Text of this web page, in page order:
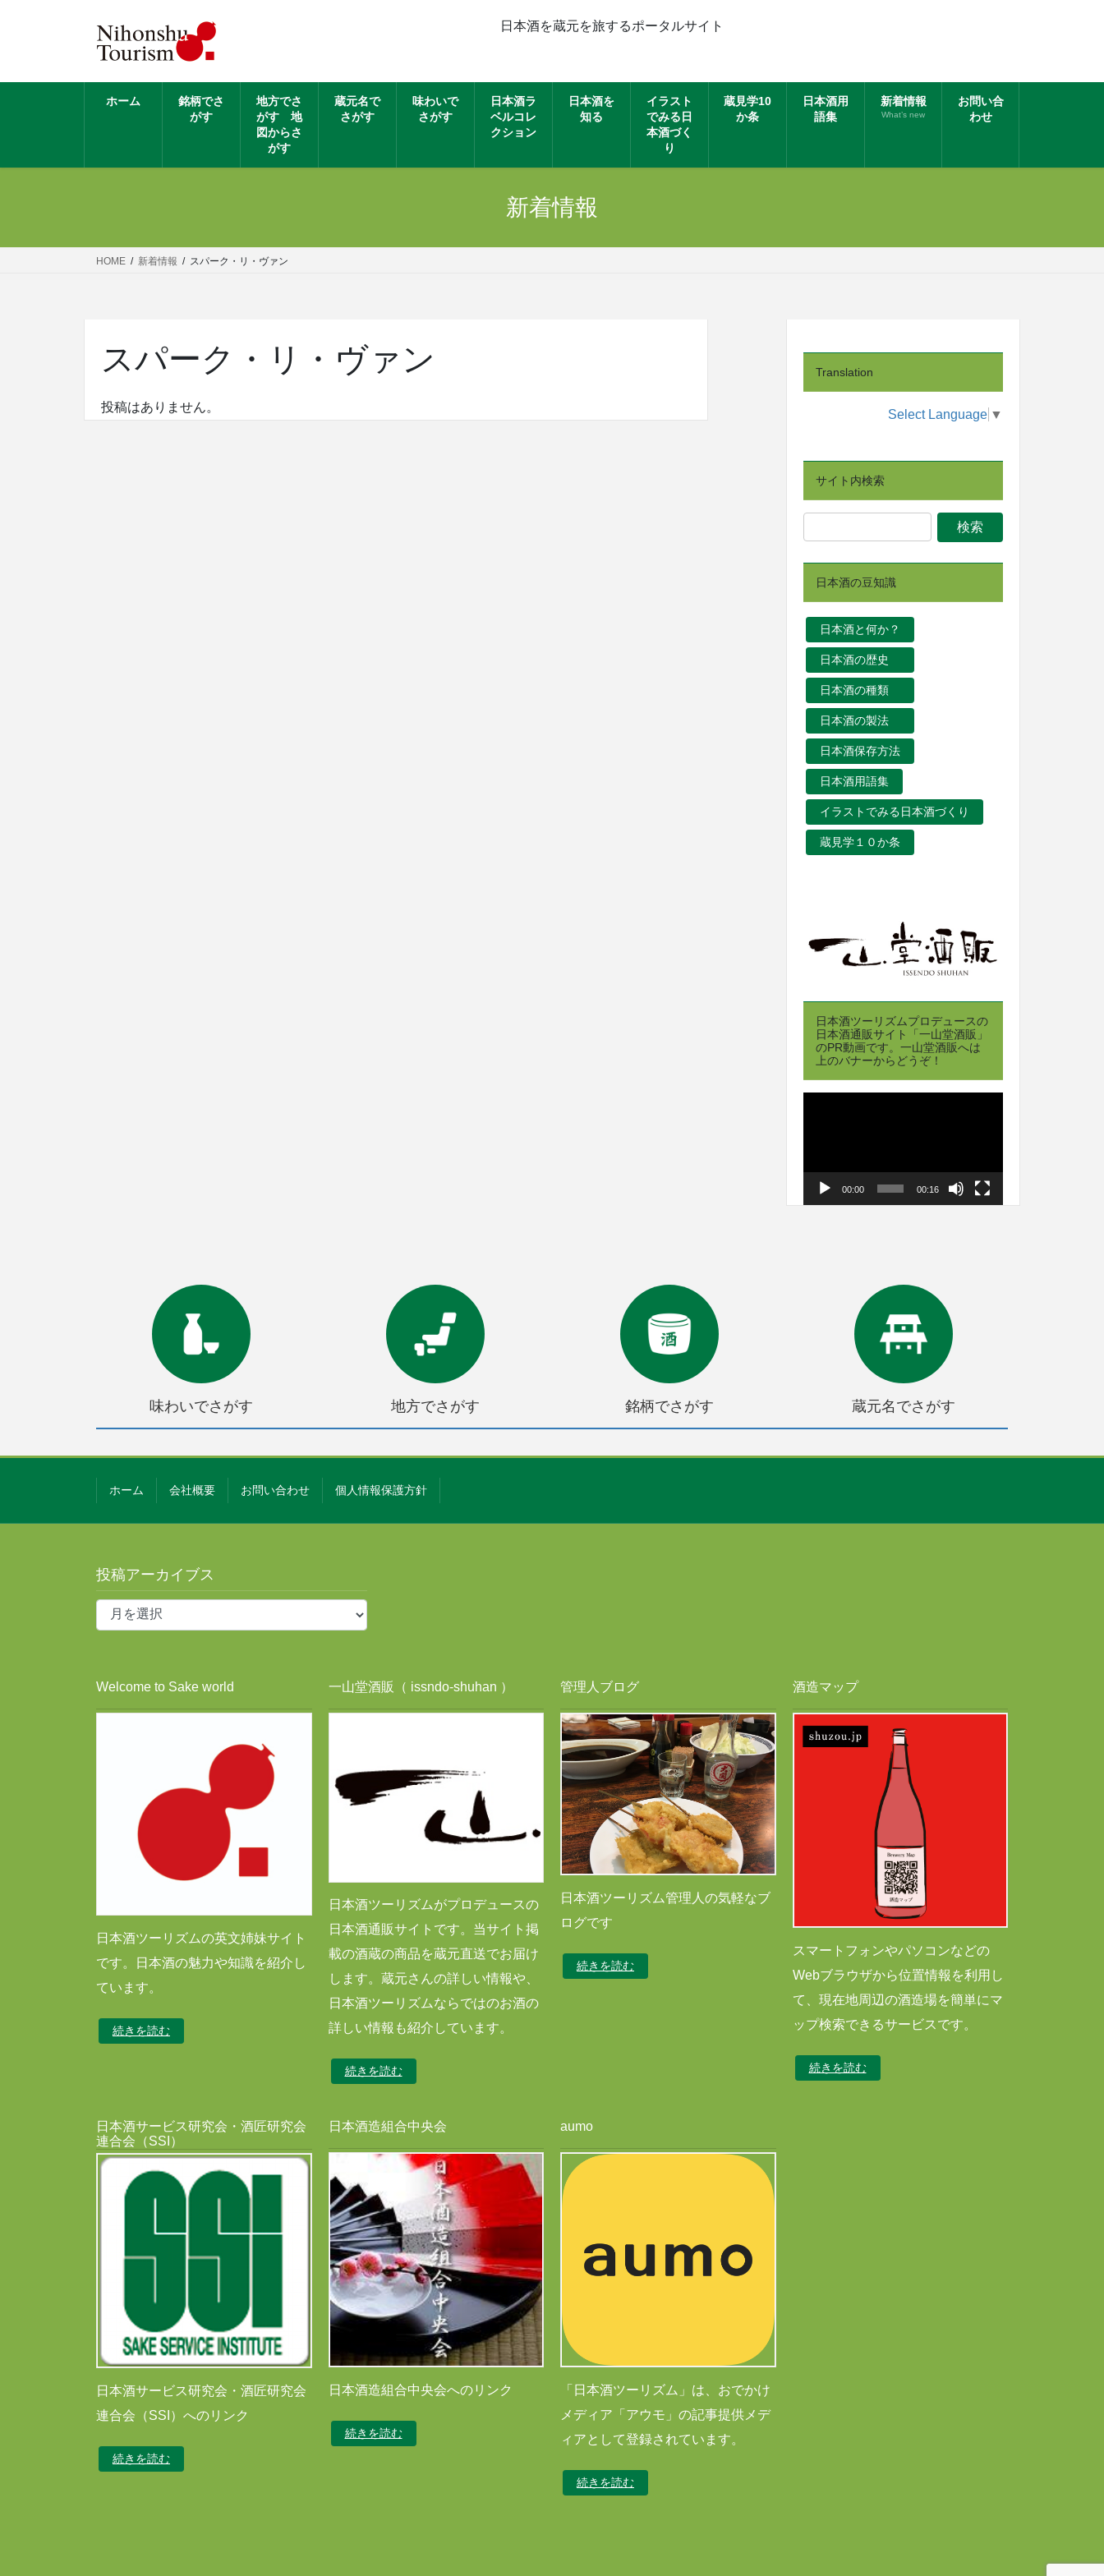
日本酒を蔵元を旅するポータルサイト
ホーム
銘柄でさ
がす
地方でさ
がす 地
図からさ
がす
蔵元名で
さがす
味わいで
さがす
日本酒ラ
ベルコレ
クション
日本酒を
知る
イラスト
でみる日
本酒づく
り
蔵見学10
か条
日本酒用
語集
新着情報
What’s new
お問い合
わせ
新着情報
HOME 新着情報 スパーク・リ・ヴァン
スパーク・リ・ヴァン
投稿はありません。
Translation
Select Language ▼
サイト内検索
日本酒の豆知識
日本酒と何か？
日本酒の歴史
日本酒の種類
日本酒の製法
日本酒保存方法
日本酒用語集
イラストでみる日本酒づくり
蔵見学１０か条
日本酒ツーリズムプロデュースの
日本酒通販サイト「一山堂酒販」
のPR動画です。一山堂酒販へは
上のバナーからどうぞ！
00:00 00:16
味わいでさがす 地方でさがす 銘柄でさがす 蔵元名でさがす
ホーム 会社概要 お問い合わせ 個人情報保護方針
投稿アーカイブス
投
カ
ブ
Welcome to Sake world
日本酒ツーリズムの英文姉妹サイト
です。日本酒の魅力や知識を紹介し
ています。
続きを読む
一山堂酒販（ issndo-shuhan ）
日本酒ツーリズムがプロデュースの
日本酒通販サイトです。当サイト掲
載の酒蔵の商品を蔵元直送でお届け
します。蔵元さんの詳しい情報や、
日本酒ツーリズムならではのお酒の
詳しい情報も紹介しています。
続きを読む
管理人ブログ
日本酒ツーリズム管理人の気軽なブ
ログです
続きを読む
酒造マップ
スマートフォンやパソコンなどの
Webブラウザから位置情報を利用し
て、現在地周辺の酒造場を簡単にマ
ップ検索できるサービスです。
続きを読む
日本酒サービス研究会・酒匠研究会
連合会（SSI）
日本酒サービス研究会・酒匠研究会
連合会（SSI）へのリンク
続きを読む
日本酒造組合中央会
日本酒造組合中央会へのリンク
続きを読む
aumo
「日本酒ツーリズム」は、おでかけ
メディア「アウモ」の記事提供メデ
ィアとして登録されています。
続きを読む